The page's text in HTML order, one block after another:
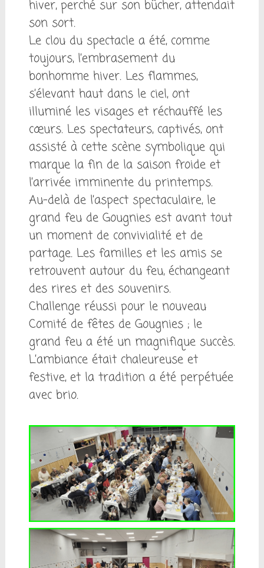
hiver, perché sur son bûcher, attendait
son sort.
Le clou du spectacle a été, comme
toujours, l’embrasement du
bonhomme hiver. Les flammes,
s’élevant haut dans le ciel, ont
illuminé les visages et réchauffé les
cœurs. Les spectateurs, captivés, ont
assisté à cette scène symbolique qui
marque la fin de la saison froide et
l’arrivée imminente du printemps.
Au-delà de l’aspect spectaculaire, le
grand feu de Gougnies est avant tout
un moment de convivialité et de
partage. Les familles et les amis se
retrouvent autour du feu, échangeant
des rires et des souvenirs.
Challenge réussi pour le nouveau
Comité de fêtes de Gougnies ; le
grand feu a été un magnifique succès.
L’ambiance était chaleureuse et
festive, et la tradition a été perpétuée
avec brio.